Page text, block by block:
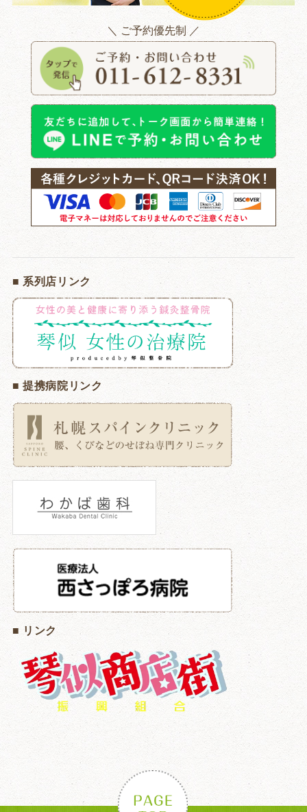
＼ ご予約優先制 ／
■ 系列店リンク
■ 提携病院リンク
■ リンク